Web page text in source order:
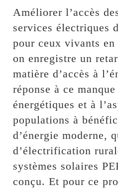
Améliorer l’accès
services électriques
pour ceux vivants
on enregistre un
matière d’accès à
réponse à ce
énergétiques et à
populations à
d’énergie moderne,
d’électrification
systèmes solaires
conçu. Et pour ce